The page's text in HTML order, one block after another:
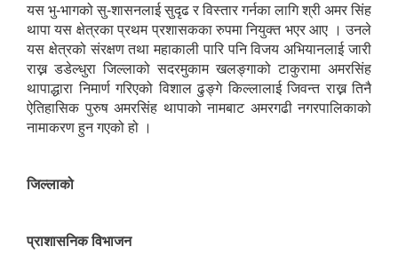
यस भु-भागको सु-शासनलाई सुदृढ र विस्तार गर्नका लागि श्री अमर सिंह
थापा यस क्षेत्रका प्रथम प्रशासकका रुपमा नियुक्त भएर आए । उनले
यस क्षेत्रको संरक्षण तथा महाकाली पारि पनि विजय अभियानलाई जारी
राख्न डडेल्धुरा जिल्लाको सदरमुकाम खलङ्गाको टाकुरामा अमरसिंह
थापाद्धारा निमार्ण गरिएको विशाल ढुङ्गे किल्लालाई जिवन्त राख्न तिनै
ऐतिहासिक पुरुष अमरसिंह थापाको नामबाट अमरगढी नगरपालिकाको
नामाकरण हुन गएको हो ।
जिल्लाको
प्राशासनिक विभाजन